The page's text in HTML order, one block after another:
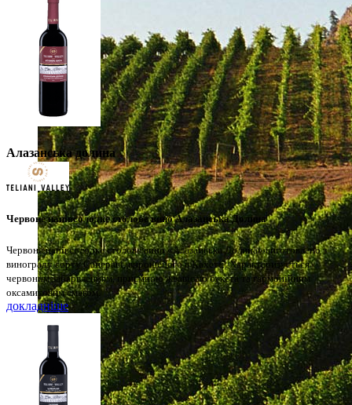
Алазанська долина
Червоне напівсолодке столове вино Алазанська Долина
Червоне напівсолодке столове вино «Алазанська Долина» виготовлено з
винограду сорту Сапераві, вирощеного в Кахетії. Характеризується
червоним забарвленням, приємною жвавістю букета та гармонійним
оксамитовим смаком.
докладніше